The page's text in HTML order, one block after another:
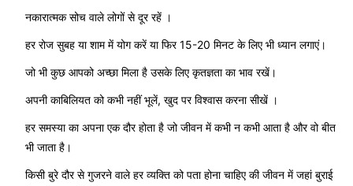
नकारात्मक सोच वाले लोगों से दूर रहें ।
हर रोज सुबह या शाम में योग करें या फिर 15-20 मिनट के लिए भी ध्यान लगाएं।
जो भी कुछ आपको अच्छा मिला है उसके लिए कृतज्ञता का भाव रखें।
अपनी काबिलियत को कभी नहीं भूलें, खुद पर विश्वास करना सीखें ।
हर समस्या का अपना एक दौर होता है जो जीवन में कभी न कभी आता है और वो बीत
भी जाता है।
किसी बुरे दौर से गुजरने वाले हर व्यक्ति को पता होना चाहिए की जीवन में जहां बुराई